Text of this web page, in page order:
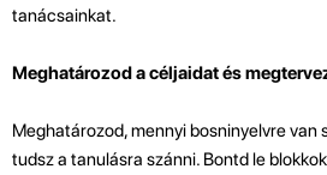
tanácsainkat.
Meghatározod a céljaidat és
Meghatározod, mennyi bosninyelvre van
tudsz a tanulásra szánni. Bontd le